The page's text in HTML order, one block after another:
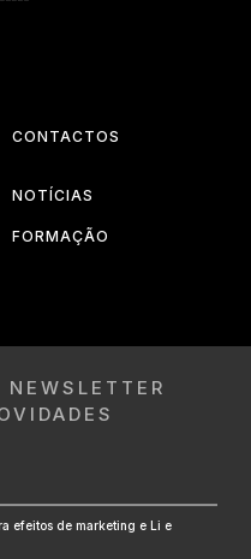
CONTACTOS
NOTÍCIAS
FORMAÇÃO
efeitos de marketing e Li e